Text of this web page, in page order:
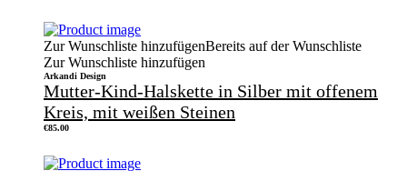
Zur Wunschliste hinzufügenBereits auf der Wunschliste
Zur Wunschliste hinzufügen
Arkandi Design
Mutter-Kind-Halskette in Silber mit offenem
Kreis, mit weißen Steinen
€85.00